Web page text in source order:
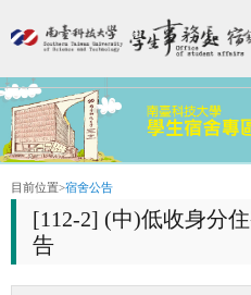
:::
目前位置>宿舍公告
[112-2] (中)低收身分
告